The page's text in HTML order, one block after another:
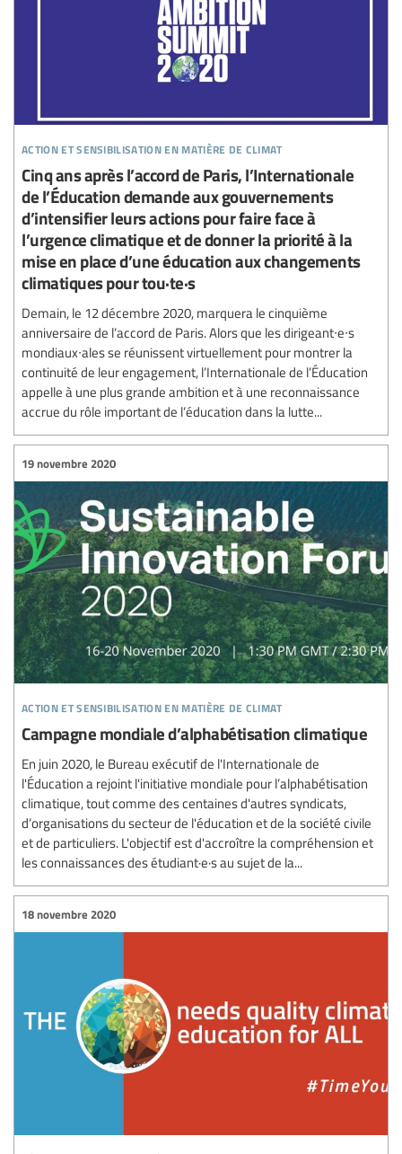
action et sensibilisation en matière de climat
Cinq ans après l’accord de Paris, l’Internationale
de l’Éducation demande aux gouvernements
d’intensifier leurs actions pour faire face à
l’urgence climatique et de donner la priorité à la
mise en place d’une éducation aux changements
climatiques pour tou·te·s
Demain, le 12 décembre 2020, marquera le cinquième
anniversaire de l’accord de Paris. Alors que les dirigeant∙e∙s
mondiaux∙ales se réunissent virtuellement pour montrer la
continuité de leur engagement, l’Internationale de l’Éducation
appelle à une plus grande ambition et à une reconnaissance
accrue du rôle important de l’éducation dans la lutte...
action et sensibilisation en matière de climat
19 novembre 2020
Campagne mondiale d’alphabétisation climatique
En juin 2020, le Bureau exécutif de l'Internationale de
l'Éducation a rejoint l'initiative mondiale pour l’alphabétisation
climatique, tout comme des centaines d'autres syndicats,
d’organisations du secteur de l'éducation et de la société civile
et de particuliers. L'objectif est d'accroître la compréhension et
les connaissances des étudiant·e·s au sujet de la...
18 novembre 2020